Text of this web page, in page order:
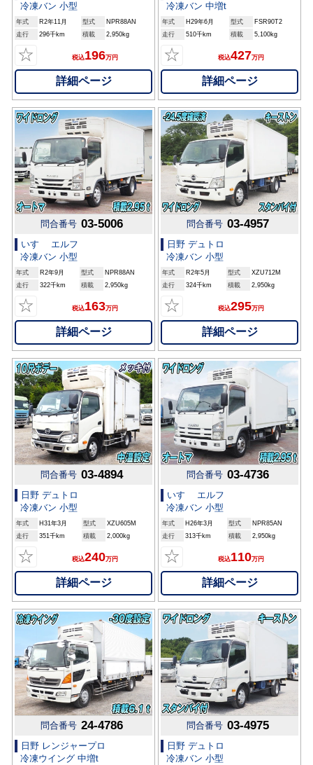
冷凍バン 小型
年式 R2年11月 型式
NPR88AN
走行
296千km 積載 2,950kg
☆ 税込196万円
詳細ページ
冷凍バン 中増t
年式 H29年6月 型式
FSR90T2
走行
510千km 積載 5,100kg
☆ 税込427万円
詳細ページ
問合番号 03-5006
いすゞ エルフ
冷凍バン 小型
年式 R2年9月 型式
NPR88AN
走行
322千km 積載 2,950kg
☆ 税込163万円
詳細ページ
問合番号 03-4957
日野 デュトロ
冷凍バン 小型
年式 R2年5月 型式
XZU712M
走行
324千km 積載 2,950kg
☆ 税込295万円
詳細ページ
問合番号 03-4894
日野 デュトロ
冷凍バン 小型
年式 H31年3月 型式
XZU605M
走行
351千km 積載 2,000kg
☆ 税込240万円
詳細ページ
問合番号 03-4736
いすゞ エルフ
冷凍バン 小型
年式 H26年3月 型式
NPR85AN
走行
313千km 積載 2,950kg
☆ 税込110万円
詳細ページ
問合番号 24-4786
日野 レンジャープロ
冷凍ウイング 中増t
問合番号 03-4975
日野 デュトロ
冷凍バン 小型